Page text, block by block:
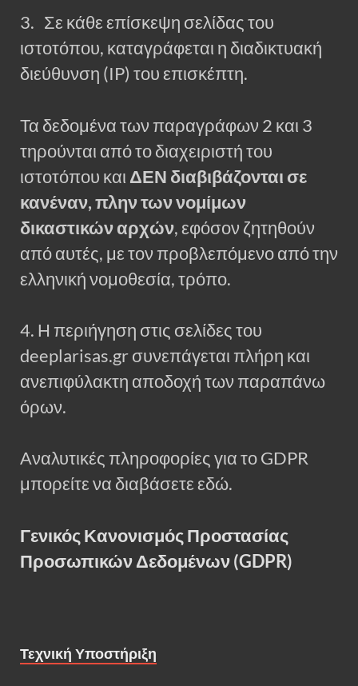
3. Σε κάθε επίσκεψη σελίδας του
ιστοτόπου, καταγράφεται η διαδικτυακή
διεύθυνση (IP) του επισκέπτη.
Τα δεδομένα των παραγράφων 2 και 3
τηρούνται από το διαχειριστή του
ιστοτόπου και ΔΕΝ διαβιβάζονται σε
κανέναν, πλην των νομίμων
δικαστικών αρχών, εφόσον ζητηθούν
από αυτές, με τον προβλεπόμενο από την
ελληνική νομοθεσία, τρόπο.
4. Η περιήγηση στις σελίδες του
deeplarisas.gr συνεπάγεται πλήρη και
ανεπιφύλακτη αποδοχή των παραπάνω
όρων.
Αναλυτικές πληροφορίες για το GDPR
μπορείτε να διαβάσετε εδώ.
Γενικός Κανονισμός Προστασίας
Προσωπικών Δεδομένων (GDPR)
Τεχνική Υποστήριξη